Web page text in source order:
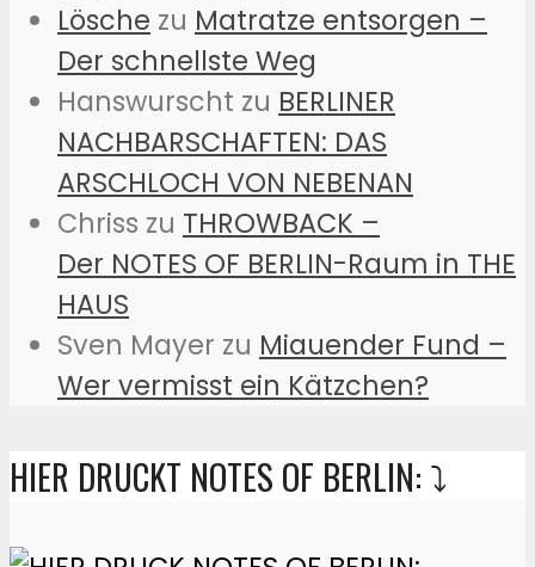
Lösche zu Matratze entsorgen –
Der schnellste Weg
Hanswurscht zu BERLINER
NACHBARSCHAFTEN: DAS
ARSCHLOCH VON NEBENAN
Chriss zu THROWBACK –
Der NOTES OF BERLIN-Raum in THE
HAUS
Sven Mayer zu Miauender Fund –
Wer vermisst ein Kätzchen?
HIER DRUCKT NOTES OF BERLIN: ⤵️